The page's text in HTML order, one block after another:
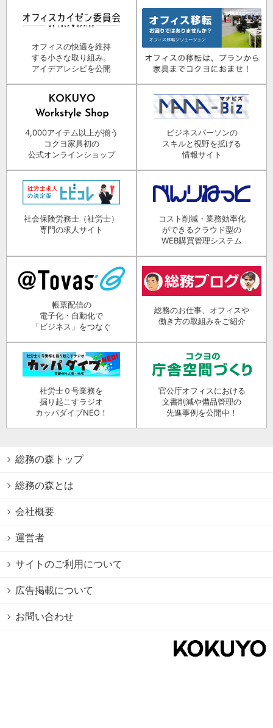
オフィスの快適を維持
する小さな取り組み。
アイデアレシピを公開
4,000アイテム以上が揃う
コクヨ家具初の
公式オンラインショップ
ビジネスパーソンの
スキルと視野を拡げる
情報サイト
社会保険労務士（社労士）
専門の求人サイト
コスト削減・業務効率化
ができるクラウド型の
WEB購買管理システム
帳票配信の
電子化・自動化で
「ビジネス」をつなぐ
総務のお仕事、オフィスや
働き方の取組みをご紹介
社労士０号業務を
掘り起こすラジオ
カッパダイブNEO！
官公庁オフィスにおける
文書削減や備品管理の
先進事例を公開中！
総務の森トップ
総務の森とは
会社概要
運営者
サイトのご利用について
広告掲載について
お問い合わせ